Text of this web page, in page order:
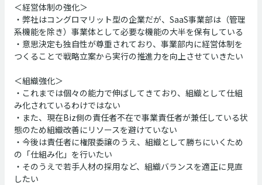
＜経営体制の強化＞
・弊社はコングロマリット型の企業だが、SaaS事業部は（管理
系機能を除き）事業体として必要な機能の大半を保有している
・意思決定も独自性が尊重されており、事業部内に経営体制を
つくることで戦略立案から実行の推進力を向上させていきたい
＜組織強化＞
・これまでは個々の能力で伸ばしてきており、組織として仕組
み化されているわけではない
・また、現在Biz側の責任者不在で事業責任者が兼任している状
態のため組織改善にリソースを避けていない
・今後は責任者に権限委譲のうえ、組織として勝ちにいくため
の「仕組み化」を行いたい
・そのうえで若手人材の採用など、組織バランスを適正に見直
したい